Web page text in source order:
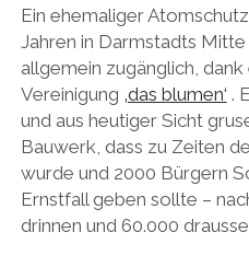
Ein ehemaliger
Jahren in Darmstadts
allgemein zugänglich,
Vereinigung ‚das blumen‘ .
und aus heutiger Sicht
Bauwerk, dass zu Zeiten
wurde und 2000 Bürgern
Ernstfall geben sollte –
drinnen und 60.000